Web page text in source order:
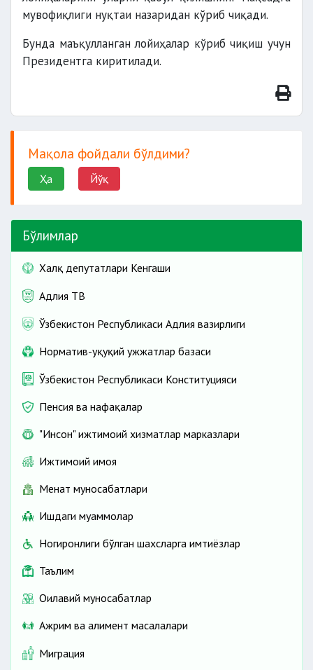
мувофиқлиги нуқтаи назаридан кўриб чиқади.
Бунда маъқулланган лойиҳалар кўриб чиқиш учун
Президентга киритилади.
Мақола фойдали бўлдими?
Ҳа Йўқ
Бўлимлар
Халқ депутатлари Кенгаши
Адлия ТВ
Ўзбекистон Республикаси Адлия вазирлиги
Норматив-ҳуқуқий ҳужжатлар базаси
Ўзбекистон Республикаси Конституцияси
Пенсия ва нафақалар
"Инсон" ижтимоий хизматлар марказлари
Ижтимоий ҳимоя
Меҳнат муносабатлари
Ишдаги муаммолар
Ногиронлиги бўлган шахсларга имтиёзлар
Таълим
Оилавий муносабатлар
Ажрим ва алимент масалалари
Миграция